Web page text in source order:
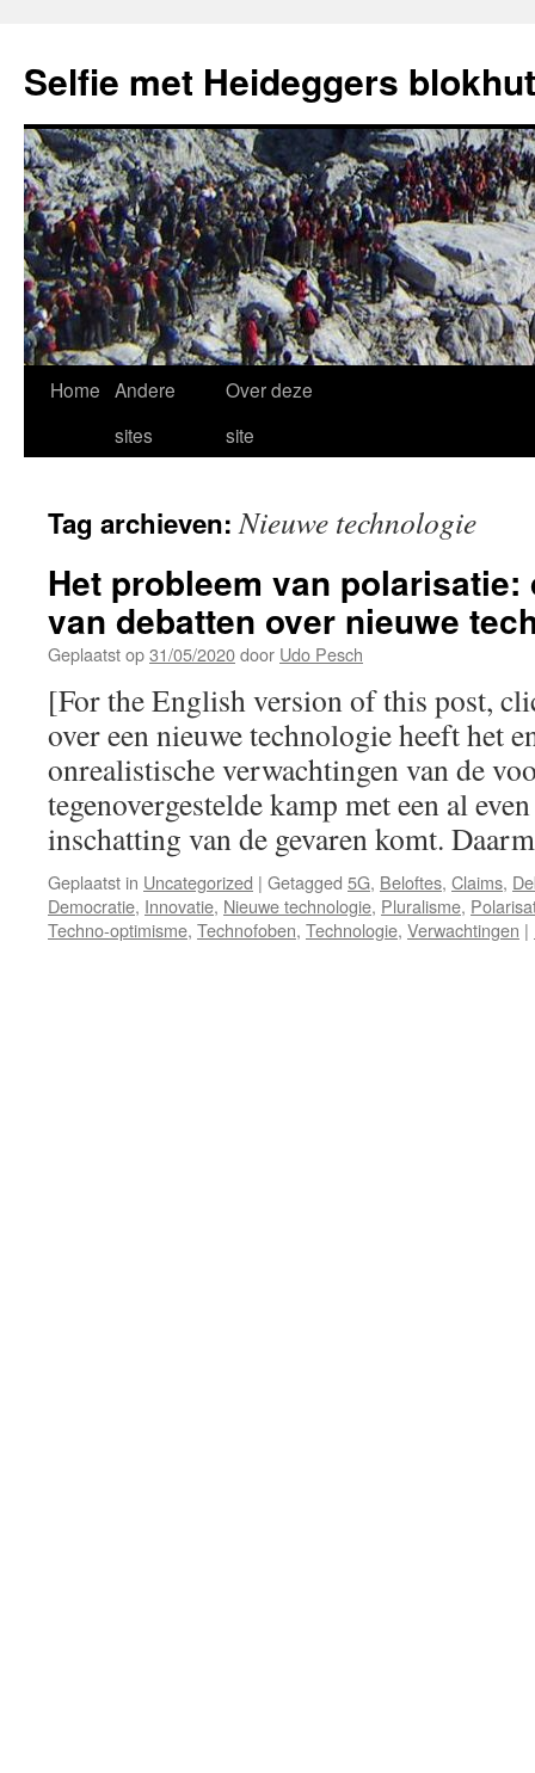
Selfie met Heideggers blokhut
Ga
inhoud
Home Andere
sites
Over deze
site
Tag archieven:Nieuwe technologie
Het probleem van polarisatie:
van debatten over nieuwe
Geplaatst op31/05/2020door Udo Pesch
[For the English version of this post,
over een nieuwe technologie heeft het
onrealistische verwachtingen van de
tegenovergestelde kamp met een al
inschatting van de gevaren komt.
Geplaatst in Uncategorized | Getagged 5G, Beloftes, Claims,
Democratie, Innovatie, Nieuwe technologie, Pluralisme,
Techno-optimisme, Technofoben, Technologie, Verwachtingen |